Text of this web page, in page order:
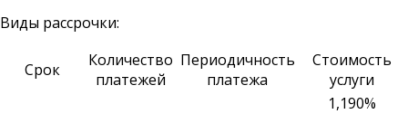
Виды рассрочки:
Срок
Количество
платежей
Периодичность
платежа
Стоимость
услуги
1,190%